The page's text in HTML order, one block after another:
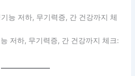
저하, 무기력증, 간 건강까지 체크: